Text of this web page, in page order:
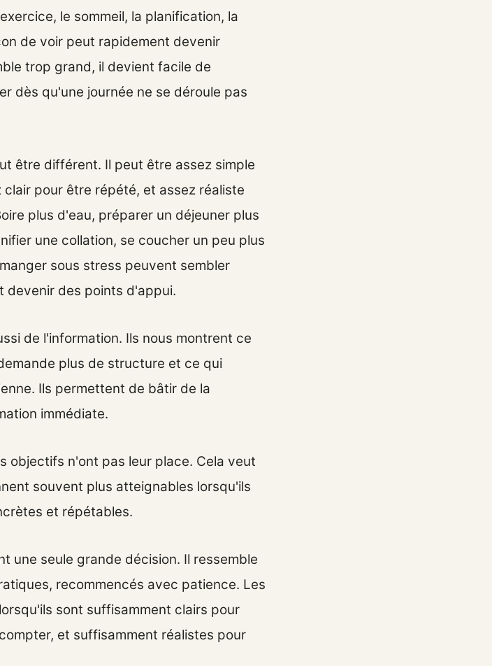
le sommeil, la planification, la
de voir peut rapidement devenir
trop grand, il devient facile de
dès qu'une journée ne se déroule pas
être différent. Il peut être assez simple
pour être répété, et assez réaliste
plus d'eau, préparer un déjeuner plus
une collation, se coucher un peu plus
sous stress peuvent sembler
devenir des points d'appui.
de l'information. Ils nous montrent ce
plus de structure et ce qui
Ils permettent de bâtir de la
immédiate.
objectifs n'ont pas leur place. Cela veut
souvent plus atteignables lorsqu'ils
et répétables.
une seule grande décision. Il ressemble
recommencés avec patience. Les
sont suffisamment clairs pour
et suffisamment réalistes pour